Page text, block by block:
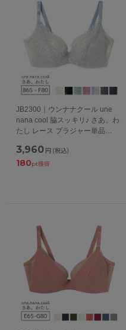
JB2300｜ウンナナクール une
nana cool 脇スッキリ♪ さあ、わ
たし レース ブラジャー単品
65/70/75/80cm
3,960 円 (税込)
180pt獲得